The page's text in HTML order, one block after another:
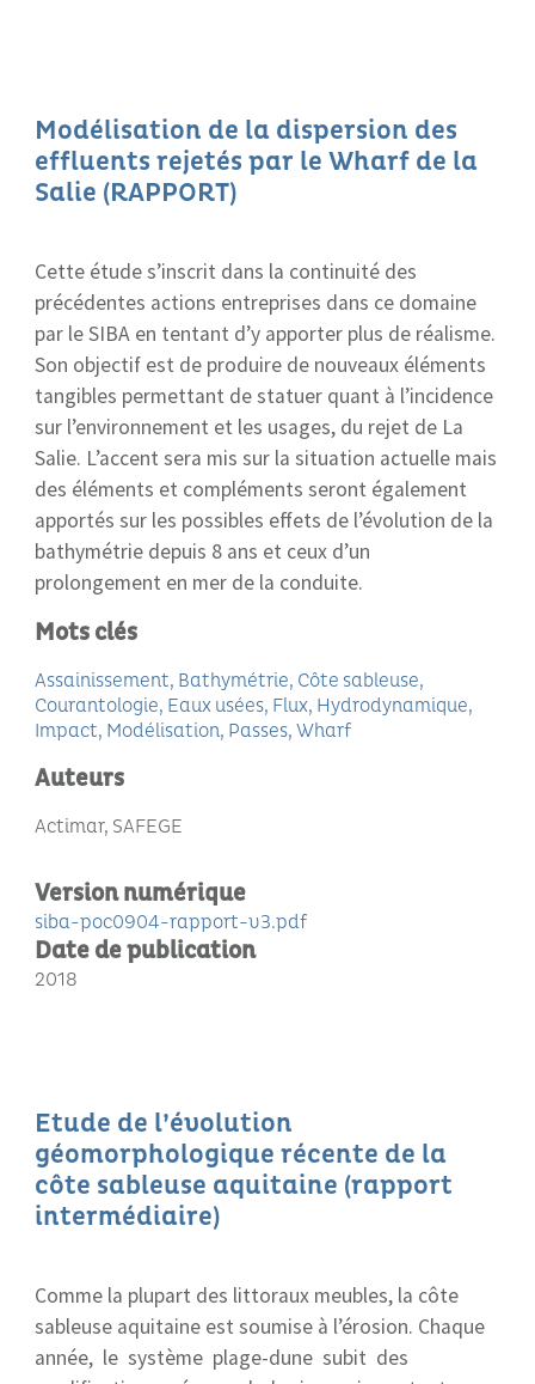
Modélisation de la dispersion des
effluents rejetés par le Wharf de la
Salie (RAPPORT)
Cette étude s’inscrit dans la continuité des
précédentes actions entreprises dans ce domaine
par le SIBA en tentant d’y apporter plus de réalisme.
Son objectif est de produire de nouveaux éléments
tangibles permettant de statuer quant à l’incidence
sur l’environnement et les usages, du rejet de La
Salie. L’accent sera mis sur la situation actuelle mais
des éléments et compléments seront également
apportés sur les possibles effets de l’évolution de la
bathymétrie depuis 8 ans et ceux d’un
prolongement en mer de la conduite.
Mots clés
Assainissement Bathymétrie Côte sableuse
Courantologie Eaux usées Flux Hydrodynamique
Impact Modélisation Passes Wharf
Auteurs
Actimar, SAFEGE
Version numérique
siba-poc0904-rapport-v3.pdf
Date de publication
2018
Etude de l’évolution
géomorphologique récente de la
côte sableuse aquitaine (rapport
intermédiaire)
Comme la plupart des littoraux meubles, la côte
sableuse aquitaine est soumise à l’érosion. Chaque
année, le système plage-dune subit des